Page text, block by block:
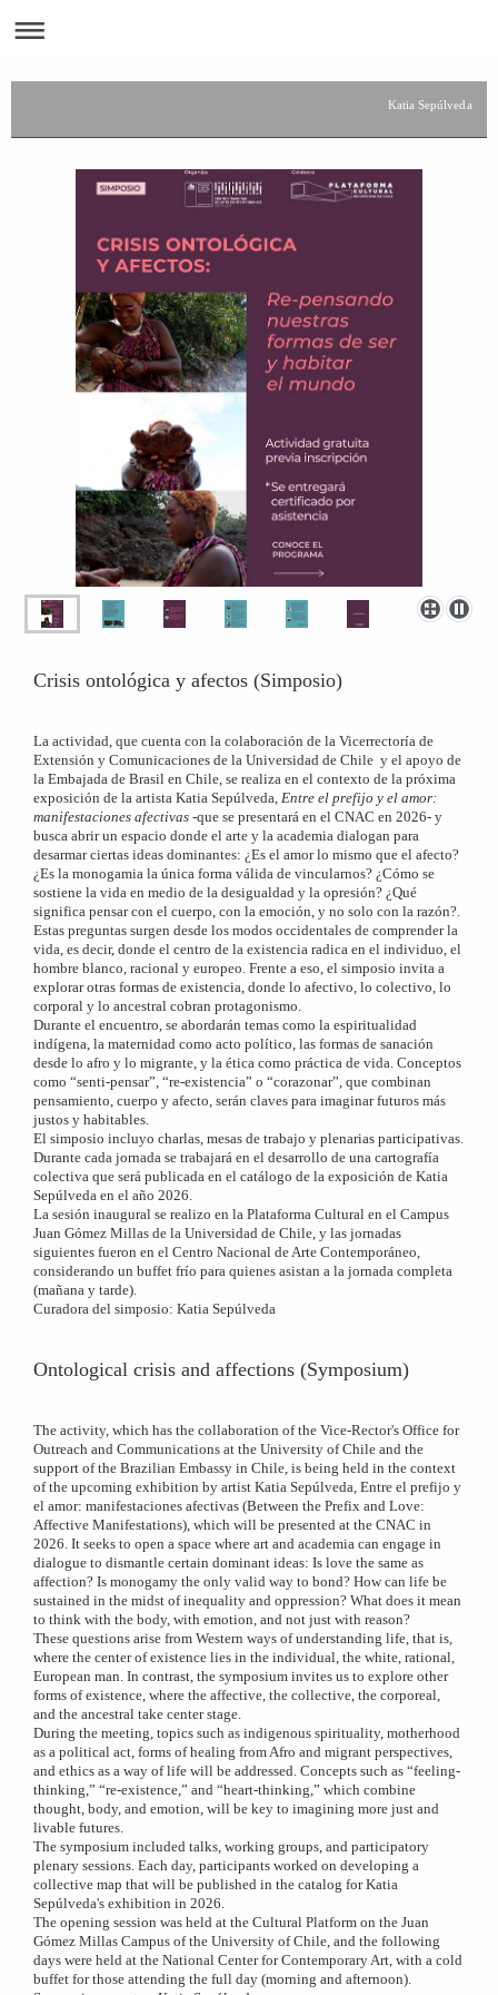
Katia Sepúlveda
Crisis ontológica y afectos (Simposio)
La actividad, que cuenta con la colaboración de la Vicerrectoría de
Extensión y Comunicaciones de la Universidad de Chile y el apoyo de
la Embajada de Brasil en Chile, se realiza en el contexto de la próxima
exposición de la artista Katia Sepúlveda, Entre el prefijo y el amor:
manifestaciones afectivas -que se presentará en el CNAC en 2026- y
busca abrir un espacio donde el arte y la academia dialogan para
desarmar ciertas ideas dominantes: ¿Es el amor lo mismo que el afecto?
¿Es la monogamia la única forma válida de vincularnos? ¿Cómo se
sostiene la vida en medio de la desigualdad y la opresión? ¿Qué
significa pensar con el cuerpo, con la emoción, y no solo con la razón?.
Estas preguntas surgen desde los modos occidentales de comprender la
vida, es decir, donde el centro de la existencia radica en el individuo, el
hombre blanco, racional y europeo. Frente a eso, el simposio invita a
explorar otras formas de existencia, donde lo afectivo, lo colectivo, lo
corporal y lo ancestral cobran protagonismo.
Durante el encuentro, se abordarán temas como la espiritualidad
indígena, la maternidad como acto político, las formas de sanación
desde lo afro y lo migrante, y la ética como práctica de vida. Conceptos
como “senti-pensar”, “re-existencia” o “corazonar”, que combinan
pensamiento, cuerpo y afecto, serán claves para imaginar futuros más
justos y habitables.
El simposio incluyo charlas, mesas de trabajo y plenarias participativas.
Durante cada jornada se trabajará en el desarrollo de una cartografía
colectiva que será publicada en el catálogo de la exposición de Katia
Sepúlveda en el año 2026.
La sesión inaugural se realizo en la Plataforma Cultural en el Campus
Juan Gómez Millas de la Universidad de Chile, y las jornadas
siguientes fueron en el Centro Nacional de Arte Contemporáneo,
considerando un buffet frío para quienes asistan a la jornada completa
(mañana y tarde).
Curadora del simposio: Katia Sepúlveda
Ontological crisis and affections (Symposium)
The activity, which has the collaboration of the Vice-Rector's Office for
Outreach and Communications at the University of Chile and the
support of the Brazilian Embassy in Chile, is being held in the context
of the upcoming exhibition by artist Katia Sepúlveda, Entre el prefijo y
el amor: manifestaciones afectivas (Between the Prefix and Love:
Affective Manifestations), which will be presented at the CNAC in
2026. It seeks to open a space where art and academia can engage in
dialogue to dismantle certain dominant ideas: Is love the same as
affection? Is monogamy the only valid way to bond? How can life be
sustained in the midst of inequality and oppression? What does it mean
to think with the body, with emotion, and not just with reason?
These questions arise from Western ways of understanding life, that is,
where the center of existence lies in the individual, the white, rational,
European man. In contrast, the symposium invites us to explore other
forms of existence, where the affective, the collective, the corporeal,
and the ancestral take center stage.
During the meeting, topics such as indigenous spirituality, motherhood
as a political act, forms of healing from Afro and migrant perspectives,
and ethics as a way of life will be addressed. Concepts such as “feeling-
thinking,” “re-existence,” and “heart-thinking,” which combine
thought, body, and emotion, will be key to imagining more just and
livable futures.
The symposium included talks, working groups, and participatory
plenary sessions. Each day, participants worked on developing a
collective map that will be published in the catalog for Katia
Sepúlveda's exhibition in 2026.
The opening session was held at the Cultural Platform on the Juan
Gómez Millas Campus of the University of Chile, and the following
days were held at the National Center for Contemporary Art, with a cold
buffet for those attending the full day (morning and afternoon).